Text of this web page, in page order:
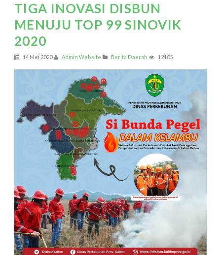
TIGA INOVASI DISBUN
MENUJU TOP 99 SINOVIK
2020
14 Mei 2020 Admin Website Berita Daerah 12105